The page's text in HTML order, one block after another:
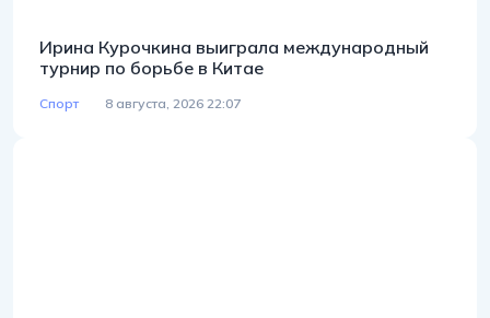
Ирина Курочкина выиграла международный
турнир по борьбе в Китае
Спорт 8 августа, 2026 22:07